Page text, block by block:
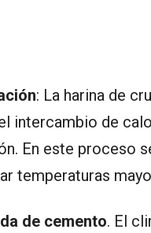
: La harina de
intercambio de
En este proceso
temperaturas
de cemento. El